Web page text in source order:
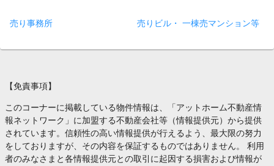
売り事務所 売りビル・ 一棟売マンション等
【免責事項】
このコーナーに掲載している物件情報は、「アットホーム不動産情
報ネットワーク」に加盟する不動産会社等（情報提供元）から提供
されています。信頼性の高い情報提供が行えるよう、最大限の努力
をしておりますが、その内容を保証するものではありません。 利用
者のみなさまと各情報提供元との取引に起因する損害および情報が